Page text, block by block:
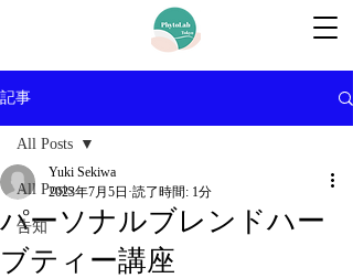
記事
All Posts
告知
All Posts
パーソナルブレンドハー
ブティー講座
Yuki Sekiwa
2023年7月5日 読了時間: 1分